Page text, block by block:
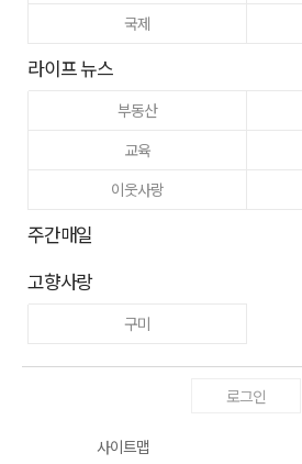
국제
라이프 뉴스
부동산
교육
이웃사랑
주간매일
고향사랑
구미
로그인
사이트맵